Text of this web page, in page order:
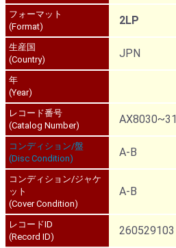
フォーマット
(Format)
2LP
生産国
(Country)
JPN
年
(Year)
レコード番号
(Catalog Number)
AX8030~31
コンディション/盤
(Disc Condition)
A-B
コンディション/ジャケ
ット
(Cover Condition)
A-B
レコードID
(Record ID)
260529103